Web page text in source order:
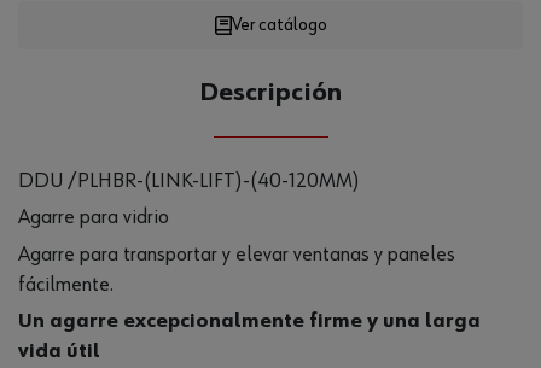
Loading...
Ver catálogo
Descripción
DDU /PLHBR-(LINK-LIFT)-(40-120MM)
Agarre para vidrio
Agarre para transportar y elevar ventanas y paneles
fácilmente.
Un agarre excepcionalmente firme y una larga
vida útil